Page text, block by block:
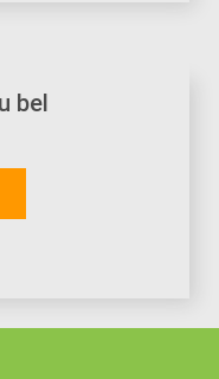
bel